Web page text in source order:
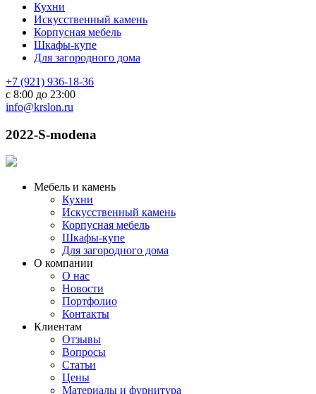
Кухни
Искусственный камень
Корпусная мебель
Шкафы-купе
Для загородного дома
+7 (921) 936-18-36
с 8:00 до 23:00
info@krslon.ru
2022-S-modena
Мебель и камень
Кухни
Искусственный камень
Корпусная мебель
Шкафы-купе
Для загородного дома
О компании
О нас
Новости
Портфолио
Контакты
Клиентам
Отзывы
Вопросы
Статьи
Цены
Материалы и фурнитура